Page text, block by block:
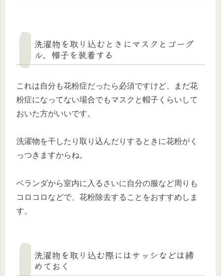
洗濯物を取り込むときにマスクとゴーグ
ル、帽子を装着する
これは自分も花粉症だったら必須ですけど、まだ花
粉症になってない場合でもマスクと帽子くらいして
おいた方がいいです。
洗濯物を干したり取り込んだりするときに花粉がく
っつきますからね。
ベランダから室内に入るさいに自分の服など周りも
コロコロなどで、花粉除去することをおすすめしま
す。
洗濯物を取り込む際にはサッシなどは締
めておく